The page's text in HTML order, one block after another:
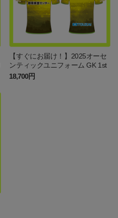
【すぐにお届け！】2025オーセ
ンティックユニフォーム GK 1st
18,700円